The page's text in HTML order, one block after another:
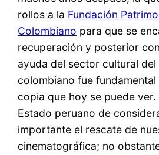
rollos a la Fundación
Colombiano para que se
recuperación y posterior
ayuda del sector cultural del
colombiano fue
copia que hoy se puede ver.
Estado peruano de
importante el rescate de
cinematográfica; no